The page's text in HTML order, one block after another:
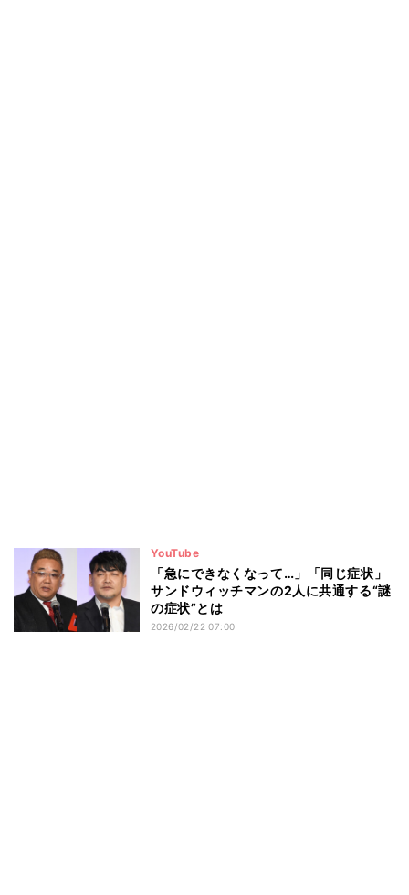
YouTube
「急にできなくなって…」「同じ症状」
サンドウィッチマンの2人に共通する“謎
の症状”とは
2026/02/22 07:00